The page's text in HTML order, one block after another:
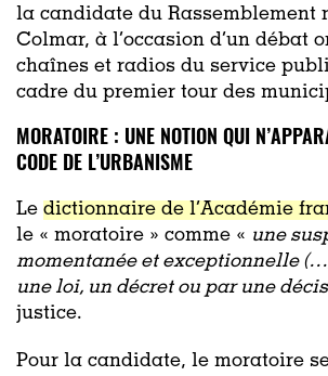
la candidate du Rassemblement
Colmar, à l’occasion d’un débat
chaînes et radios du service
cadre du premier tour des
MORATOIRE : UNE NOTION QUI
CODE DE L’URBANISME
Le dictionnaire de l’Académie
le « moratoire » comme « une
momentanée et exceptionnelle
une loi, un décret ou par une
justice.
Pour la candidate, le moratoire